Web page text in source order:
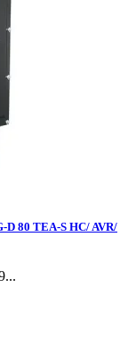
D 80 TEA-S HC/ AVR/